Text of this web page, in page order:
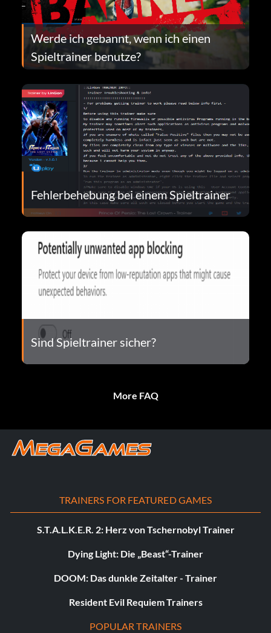
Werde ich gebannt, wenn ich einen
Spieltrainer benutze?
Fehlerbehebung bei einem Spieltrainer
Sind Spieltrainer sicher?
More FAQ
TRAINERS FOR FEATURED GAMES
S.T.A.L.K.E.R. 2: Herz von Tschernobyl Trainer
Dying Light: Die „Beast“-Trainer
DOOM: Das dunkle Zeitalter - Trainer
Resident Evil Requiem Trainers
POPULAR TRAINERS